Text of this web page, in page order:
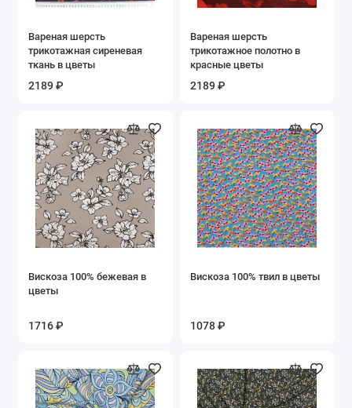
Золото и серебро
Коралловый
Красный
Молочный
Оранжевый
Серый
Синий
Фиолетовый
Вареная шерсть
трикотажная сиреневая
ткань в цветы
2189 ₽
Вареная шерсть
трикотажное полотно в
красные цветы
2189 ₽
Вискоза 100% бежевая в
цветы
1716 ₽
Вискоза 100% твил в цветы
1078 ₽